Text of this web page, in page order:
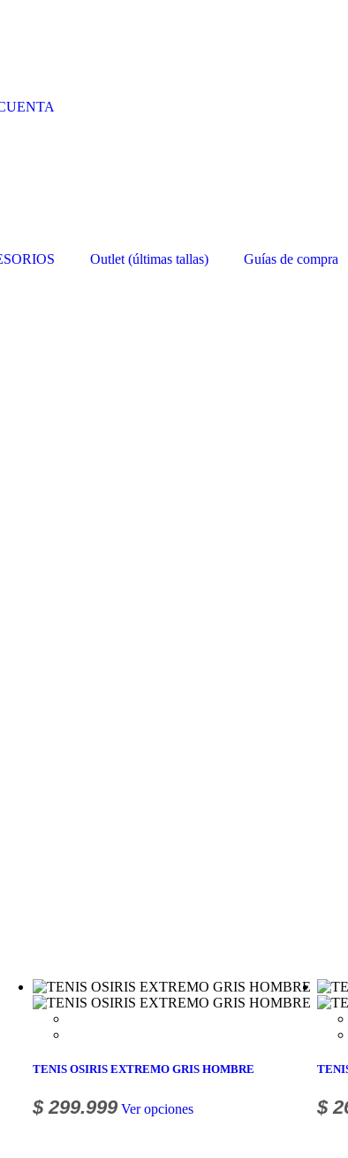
Outlet (últimas tallas) Guías de compra
TENIS OSIRIS EXTREMO GRIS HOMBRE
$299.999 Ver opciones $